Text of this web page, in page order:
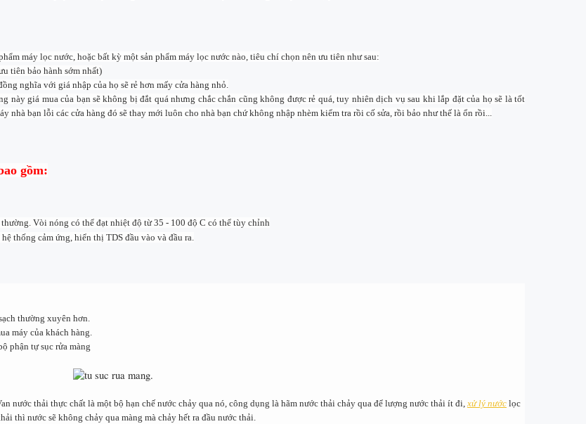
máy lọc nước, hoặc bất kỳ một sản phẩm máy lọc nước nào, tiêu chí chọn nên ưu tiên như sau:
tiên bảo hành sớm nhất)
nghĩa với giá nhập của họ sẽ rẻ hơn mấy cửa hàng nhỏ.
này giá mua của bạn sẽ không bị đắt quá nhưng chắc chắn cũng không được rẻ quá, tuy nhiên dịch vụ sau khi lắp đặt của họ sẽ là tốt
nhà bạn lỗi các cửa hàng đó sẽ thay mới luôn cho nhà bạn chứ không nhập nhèm kiểm tra rồi cố sửa, rồi bảo như thế là ổn rồi...
gồm:
Vòi nóng có thể đạt nhiệt độ từ 35 - 100 độ C có thể tùy chỉnh
thống cảm ứng, hiển thị TDS đầu vào và đầu ra.
thường xuyên hơn.
máy của khách hàng.
phận tự sục rửa màng
nước thải thực chất là một bộ hạn chế nước chảy qua nó, công dụng là hãm nước thải chảy qua để lượng nước thải ít đi, xử lý nước lọc
thì nước sẽ không chảy qua màng mà chảy hết ra đầu nước thải.